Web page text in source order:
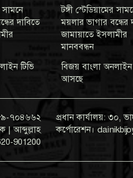
সামনে
দাবিতে
টিভি
টঙ্গী স্টেডিয়ামের
ময়লার ভাগার বন্ধের
জামায়াতে ইসলামীর
মানববন্ধন
বিজয় বাংলা অনলাইন
আসছে
৭০৪৬৬২
| আব্দুল্লাহ
901200
প্রধান কার্যালয়: ৩০,
কর্পোরেশন।